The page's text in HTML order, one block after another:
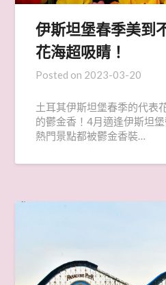
伊斯坦堡春季美到
花海超吸睛！
Posted on 2023-03-20
土耳其伊斯坦堡春季的代表
的鬱金香！4月適逢伊斯坦
熱門景點都被鬱金香裝…